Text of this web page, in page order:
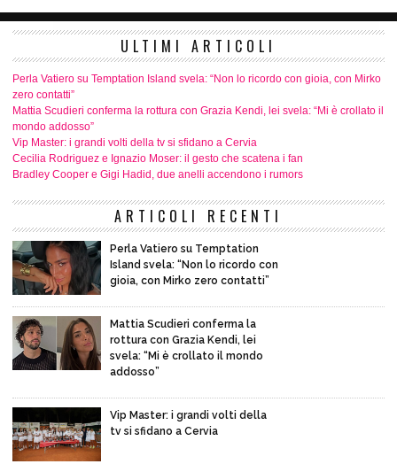
ULTIMI ARTICOLI
Perla Vatiero su Temptation Island svela: “Non lo ricordo con gioia, con Mirko
zero contatti”
Mattia Scudieri conferma la rottura con Grazia Kendi, lei svela: “Mi è crollato il
mondo addosso”
Vip Master: i grandi volti della tv si sfidano a Cervia
Cecilia Rodriguez e Ignazio Moser: il gesto che scatena i fan
Bradley Cooper e Gigi Hadid, due anelli accendono i rumors
ARTICOLI RECENTI
Perla Vatiero su Temptation
Island svela: “Non lo ricordo con
gioia, con Mirko zero contatti”
Mattia Scudieri conferma la
rottura con Grazia Kendi, lei
svela: “Mi è crollato il mondo
addosso”
Vip Master: i grandi volti della
tv si sfidano a Cervia